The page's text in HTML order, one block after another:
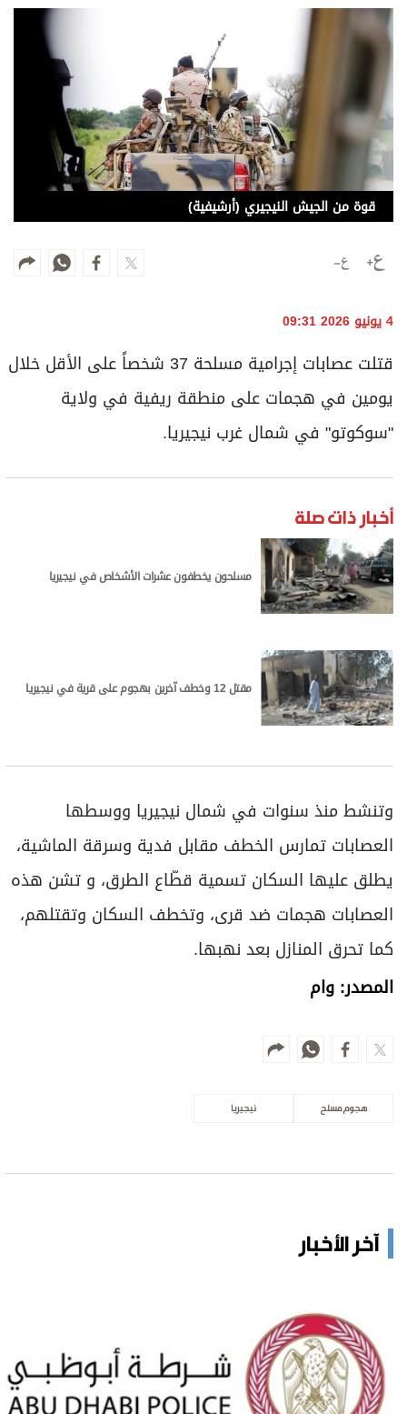
الترفيه
التعليم والمعرفة
الذكاء الاصطناعي
تغطيات
فيديو
بودكاست
قصة صورة
كاريكتير
برامج
عدد اليوم
مواقيت الصلاة
الأحوال الجوية
قوة من الجيش النيجيري (أرشيفية)
4 يونيو 2026 09:31
قتلت عصابات إجرامية مسلحة 37 شخصاً على الأقل خلال
يومين في هجمات على منطقة ريفية في ولاية
"سوكوتو" في شمال غرب نيجيريا.
أخبار ذات صلة
مسلحون يخطفون عشرات الأشخاص في نيجيريا
مقتل 12 وخطف آخرين بهجوم على قرية في نيجيريا
وتنشط منذ سنوات في شمال نيجيريا ووسطها
العصابات تمارس الخطف مقابل فدية وسرقة الماشية،
يطلق عليها السكان تسمية قطّاع الطرق، و تشن هذه
العصابات هجمات ضد قرى، وتخطف السكان وتقتلهم،
كما تحرق المنازل بعد نهبها.
المصدر: وام
هجوم مسلح نيجيريا
آخر الأخبار